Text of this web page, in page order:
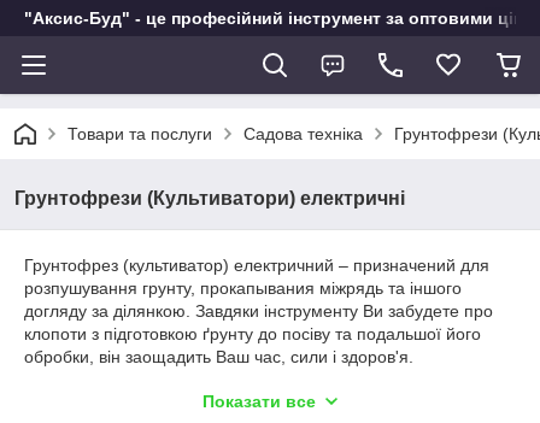
"Аксис-Буд" - це професійний інструмент за оптовими
Товари та послуги Садова техніка Грунтофрези
Грунтофрези (Культиватори) електричні
Грунтофрез (культиватор) електричний – призначений для
розпушування грунту, прокапывания міжрядь та іншого
догляду за ділянкою. Завдяки інструменту Ви забудете про
клопоти з підготовкою ґрунту до посіву та подальшої його
обробки, він заощадить Ваш час, сили і здоров'я.
Електричний грунтофрез варто купити, якщо Ви бажаєте
Показати все